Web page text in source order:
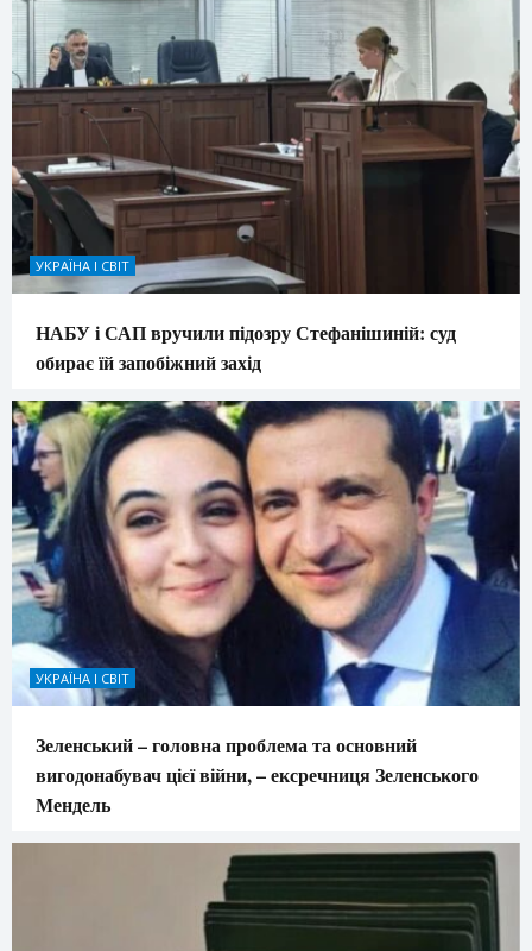
УКРАЇНА І СВІТ
НАБУ і САП вручили підозру Стефанішиній: суд
обирає їй запобіжний захід
УКРАЇНА І СВІТ
Зеленський – головна проблема та основний
вигодонабувач цієї війни, – ексречниця Зеленського
Мендель